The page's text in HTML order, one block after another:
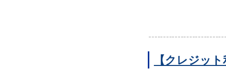
【クレジッ